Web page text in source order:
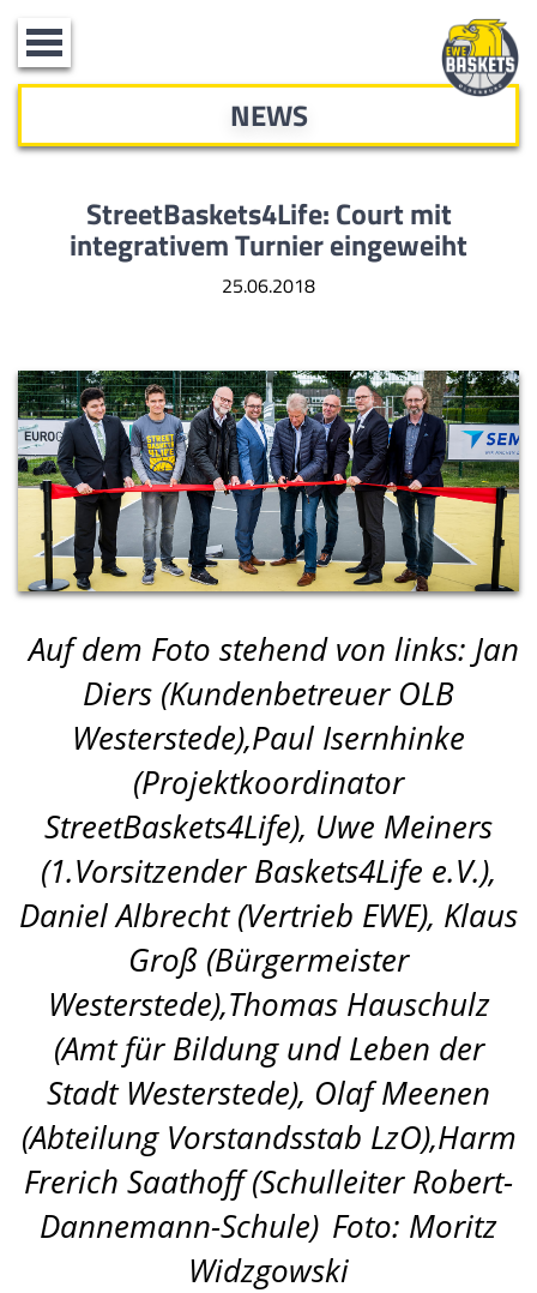
Toggle
navigation
NEWS
StreetBaskets4Life: Court mit
integrativem Turnier eingeweiht
25.06.2018
Auf dem Foto stehend von links: Jan
Diers (Kundenbetreuer OLB
Westerstede),Paul Isernhinke
(Projektkoordinator
StreetBaskets4Life), Uwe Meiners
(1.Vorsitzender Baskets4Life e.V.),
Daniel Albrecht (Vertrieb EWE), Klaus
Groß (Bürgermeister
Westerstede),Thomas Hauschulz
(Amt für Bildung und Leben der
Stadt Westerstede), Olaf Meenen
(Abteilung Vorstandsstab LzO),Harm
Frerich Saathoff (Schulleiter Robert-
Dannemann-Schule) Foto: Moritz
Widzgowski